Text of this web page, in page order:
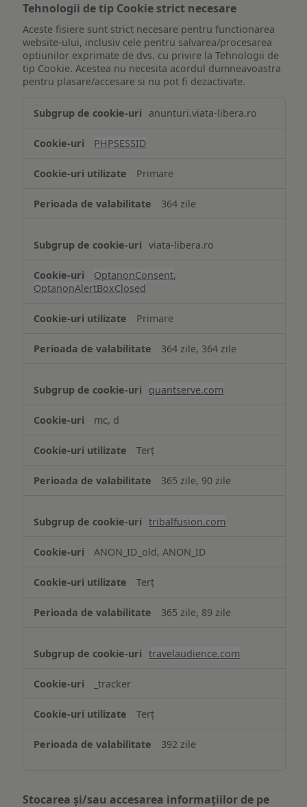
Tehnologii de tip Cookie strict necesare
Aceste fisiere sunt strict necesare pentru functionarea
website-ului, inclusiv cele pentru salvarea/procesarea
optiunilor exprimate de dvs. cu privire la Tehnologii de
tip Cookie. Acestea nu necesita acordul dumneavoastra
pentru plasare/accesare si nu pot fi dezactivate.
Tehnologii
de
Cookie
necesare
anunturi.viata-libera.ro
PHPSESSID
Primare
364 zile
viata-libera.ro
OptanonConsent,
OptanonAlertBoxClosed
Primare
364 zile, 364 zile
quantserve.com
mc, d
Terț
365 zile, 90 zile
tribalfusion.com
ANON_ID_old, ANON_ID
Terț
365 zile, 89 zile
travelaudience.com
_tracker
Terț
392 zile
Stocarea și/sau accesarea informațiilor de pe